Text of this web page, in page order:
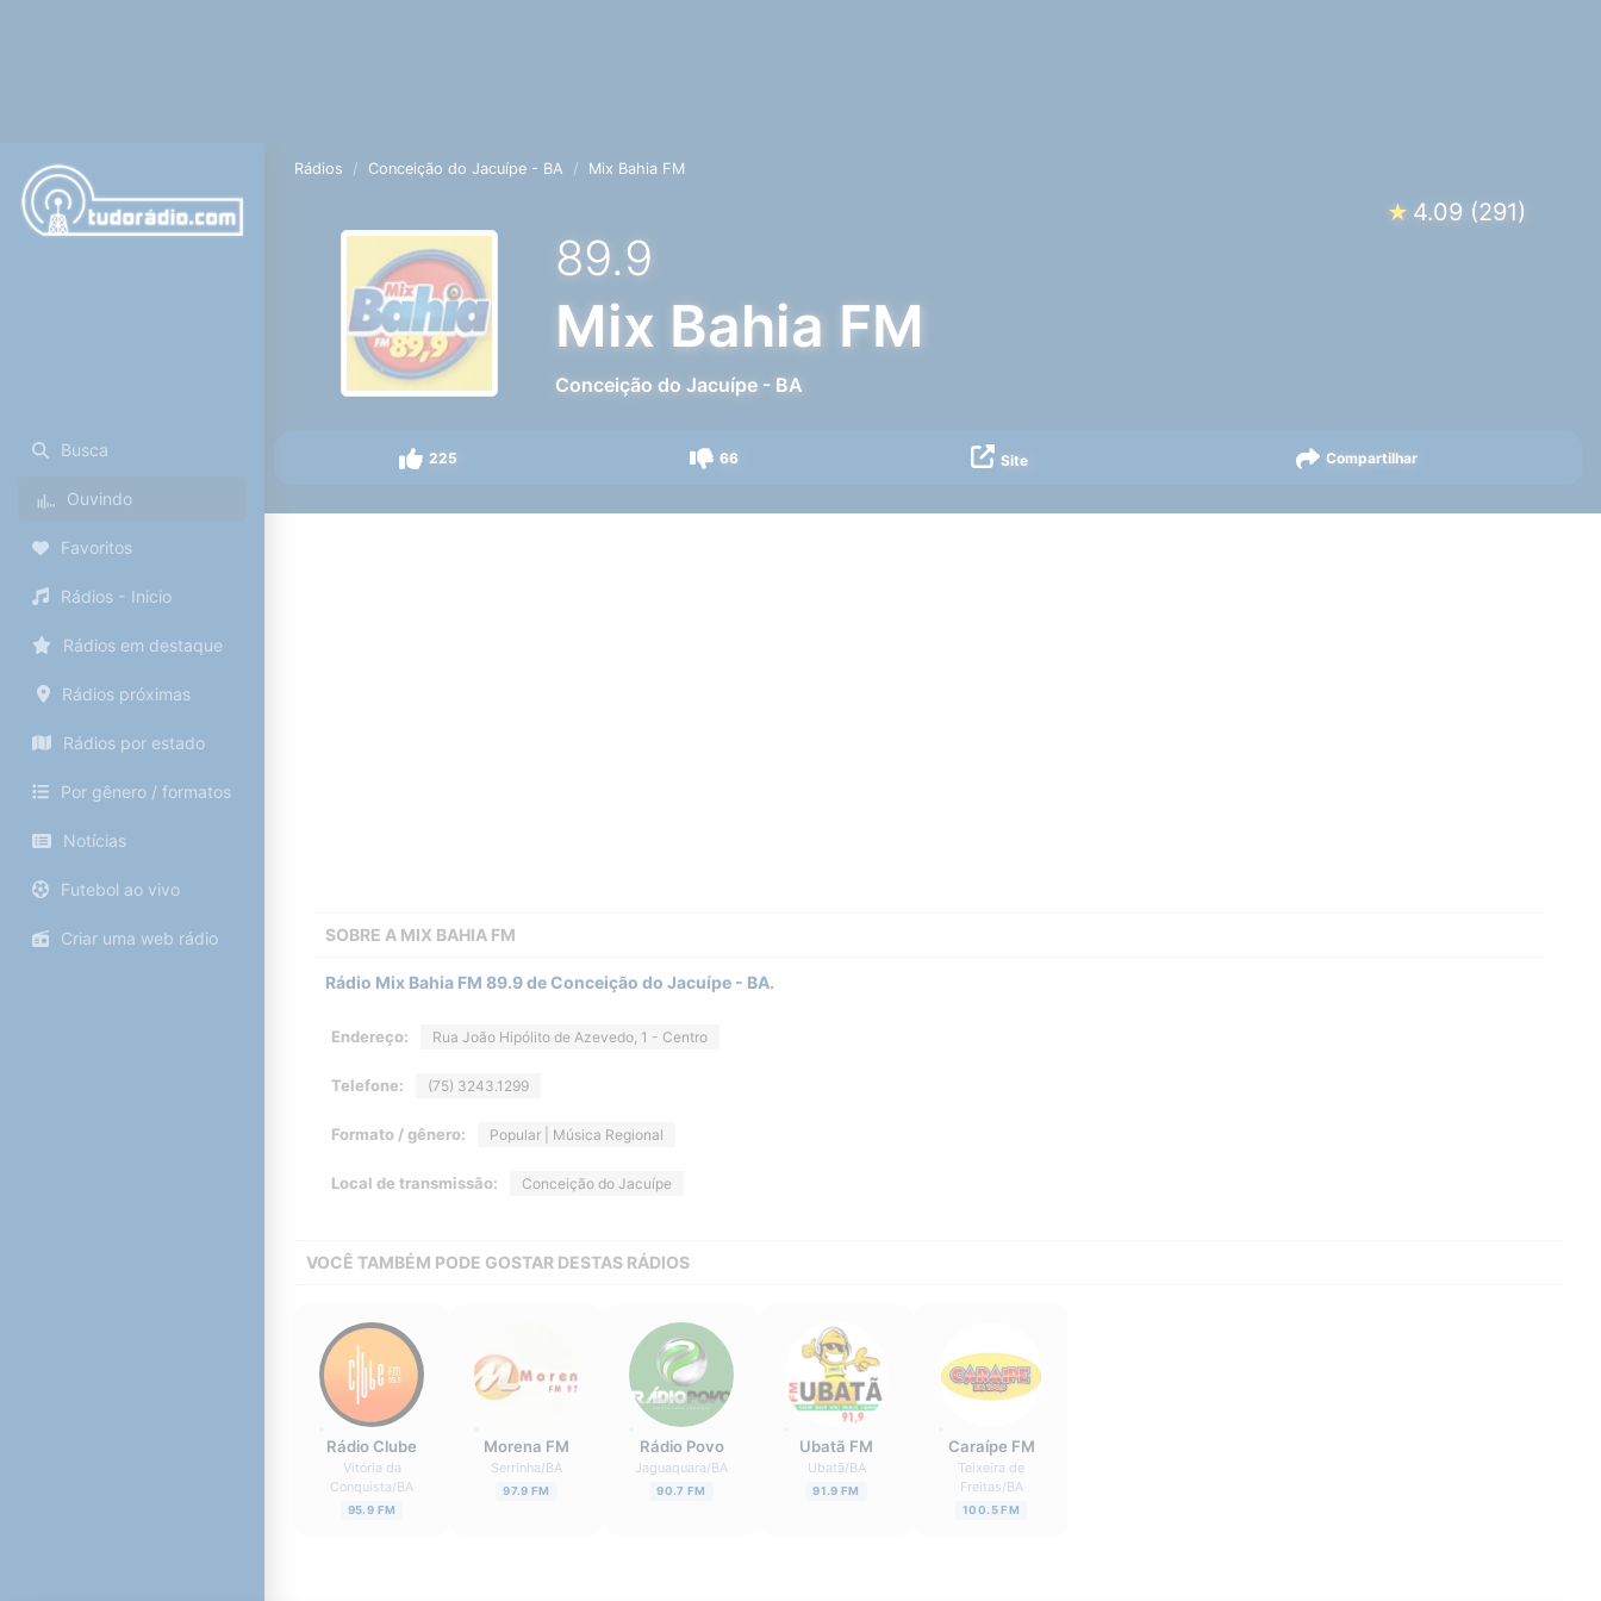
Busca
Ouvindo
Favoritos
Rádios - Inicio
Rádios em destaque
Rádios próximas
Rádios por estado
Por gênero / formatos
Notícias
Futebol ao vivo
Criar uma web rádio
Rádios Conceição do Jacuípe - BA Mix Bahia FM
★ 4.09 (291)
89.9
Mix Bahia FM
Conceição do Jacuípe - BA
225 66 Site Compartilhar
SOBRE A MIX BAHIA FM
Rádio Mix Bahia FM 89.9 de Conceição do Jacuípe - BA.
Endereço: Rua João Hipólito de Azevedo, 1 - Centro
Telefone: (75) 3243.1299
Formato / gênero: Popular | Música Regional
Local de transmissão: Conceição do Jacuípe
VOCÊ TAMBÉM PODE GOSTAR DESTAS RÁDIOS
Rádio Clube
Vitória da
Conquista/BA
95.9 FM
Morena FM
Serrinha/BA
97.9 FM
Rádio Povo
Jaguaquara/BA
90.7 FM
Ubatã FM
Ubatã/BA
91.9 FM
Caraípe FM
Teixeira de
Freitas/BA
100.5 FM